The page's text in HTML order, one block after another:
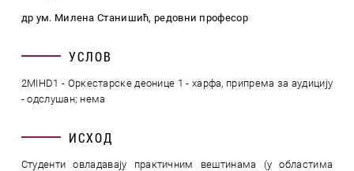
др ум. Милена Станишић, редовни професор
УСЛОВ
2MIHD1 - Оркестарске деонице 1 - харфа, припрема за аудицију
- одслушан; нема
ИСХОД
Студенти овладавају практичним вештинама (у областима